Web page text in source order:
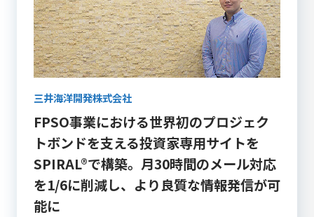
三井海洋開発株式会社
FPSO事業における世界初のプロジェク
トボンドを支える投資家専用サイトを
SPIRAL®で構築。月30時間のメール対応
を1/6に削減し、より良質な情報発信が可
能に